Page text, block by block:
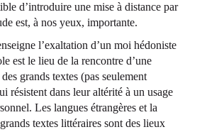
d’introduire une mise à distance par
est, à nos yeux, importante.
l’exaltation d’un moi hédoniste
est le lieu de la rencontre d’une
grands textes (pas seulement
résistent dans leur altérité à un usage
Les langues étrangères et la
textes littéraires sont des lieux